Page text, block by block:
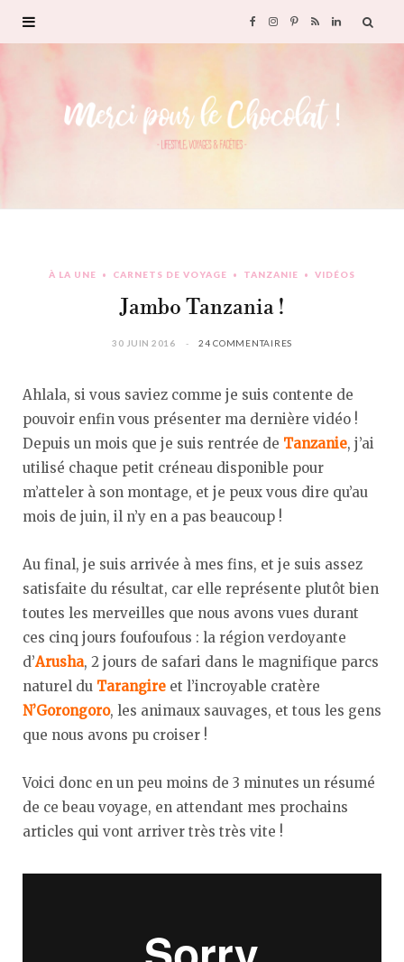
F
c
o
I
r
P
n
e
R
S
L
I
À LA UNE CARNETS DE VOYAGE TANZANIE VIDÉOS
Jambo Tanzania !
30 JUIN 2016 24 COMMENTAIRES
Ahlala, si vous saviez comme je suis contente de
pouvoir enfin vous présenter ma dernière vidéo !
Depuis un mois que je suis rentrée de Tanzanie, j’ai
utilisé chaque petit créneau disponible pour
m’atteler à son montage, et je peux vous dire qu’au
mois de juin, il n’y en a pas beaucoup !
Au final, je suis arrivée à mes fins, et je suis assez
satisfaite du résultat, car elle représente plutôt bien
toutes les merveilles que nous avons vues durant
ces cinq jours foufoufous : la région verdoyante
d’Arusha, 2 jours de safari dans le magnifique parcs
naturel du Tarangire et l’incroyable cratère
N’Gorongoro, les animaux sauvages, et tous les gens
que nous avons pu croiser !
Voici donc en un peu moins de 3 minutes un résumé
de ce beau voyage, en attendant mes prochains
articles qui vont arriver très très vite !